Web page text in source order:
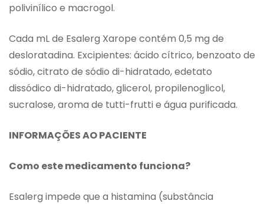
polivinílico e macrogol.
Cada mL de Esalerg Xarope contém 0,5 mg de
desloratadina. Excipientes: ácido cítrico, benzoato de
sódio, citrato de sódio di-hidratado, edetato
dissódico di-hidratado, glicerol, propilenoglicol,
sucralose, aroma de tutti-frutti e água purificada.
INFORMAÇÕES AO PACIENTE
Como este medicamento funciona?
Esalerg impede que a histamina (substância